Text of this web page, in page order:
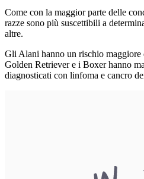
Come con la maggior parte delle
razze sono più suscettibili a
altre.
Gli Alani hanno un rischio maggiore
Golden Retriever e i Boxer hanno
diagnosticati con linfoma e cancro